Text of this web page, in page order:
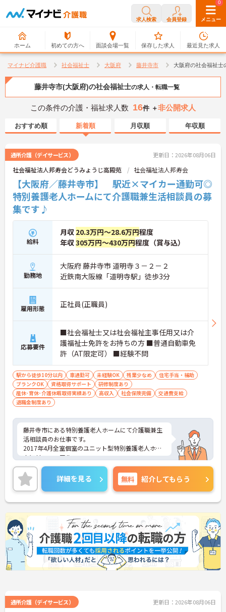
求人検索 会員登録 メニュー
ホーム 初めての方へ 面談会場一覧
0
保存した求人
0
最近見た求人
マイナビ介護職 社会福祉士 大阪府 藤井寺市 大阪府の社会福祉士
藤井寺市(大阪府)の社会福祉士の求人・転職一覧
この条件の介護・福祉求人数 16件 ＋非公開求人
おすすめ順 新着順 月収順 年収順
通所介護（デイサービス） 更新日：2026年08月06日
社会福祉法人邦寿会どうみょうじ高殿苑 社会福祉法人邦寿会
【大阪府／藤井寺市】 駅近×マイカー通勤可◎
特別養護老人ホームにて介護職兼生活相談員の募
集です♪
給料
月収 20.3万円～28.6万円程度
年収305万円～430万円程度（賞与込）
勤務地
大阪府 藤井寺市 道明寺３－２－２
近鉄南大阪線「道明寺駅」徒歩3分
雇用形態 正社員(正職員)
応募要件
■社会福祉士又は社会福祉主事任用又は介
護福祉士免許をお持ちの方 ■普通自動車免
許（AT限定可） ■経験不問
駅から徒歩10分以内 車通勤可 未経験OK 残業少なめ
住宅手当・補助
ブランクOK
資格取得サポート
研修制度あり
産休･育休･介護休暇取得実績あり
高収入 社会保険完備
交通費支給
退職金制度あり
藤井寺市にある特別養護老人ホームにて介護職兼生
活相談員のお仕事です。
2017年4月全室個室のユニット型特別養護老人ホー
ムにリニューアル。
大阪メトロ地下鉄谷町線 関目高殿駅より徒歩約13
分・ＪＲおおさか東線城北公園通駅より徒歩約15
分。大阪市内はもちろん周辺地域からのアクセスも
◎研修制度充実の、働きやすい施設、法人です。
お休みは基本的に月9日、残業も月10時間ほどなの
で、プライベートや家庭を大切にしながら勤務でき
ます。
住宅手当や扶養手当などの諸手当が充実しており、
安心の待遇面が魅力的です♪
また、最上階に利用者様が利用できるバーを設置し
て1ヶ月に2回バーを開放したり、
利用者様がご自宅と近い環境で過ごしていただける
ご興味がある方は是非一度マイナビまでお問い合わ
詳細を見る 無料 紹介してもらう
通所介護（デイサービス） 更新日：2026年08月06日